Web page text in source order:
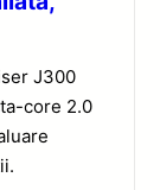
J300
core 2.0